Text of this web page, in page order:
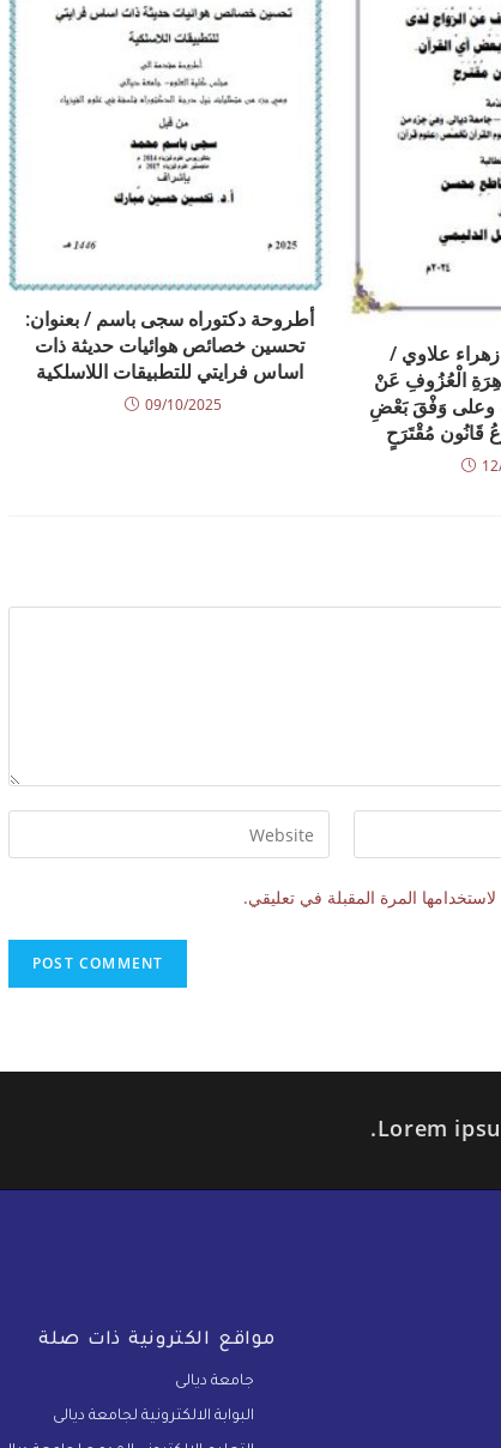
أطروحة دكتوراه سجى باسم / بعنوان:
تحسين خصائص هوائيات حديثة ذات
اساس فرايتي للتطبيقات اللاسلكية
09/10/2025
علاوي /
الْعُزُوفِ عَنْ
وعلى وَفْقَ بَعْضِ
قَانُون مُقْتَرَحٍ
المرة المقبلة في تعليقي.
Lorem
مواقع الكترونية ذات صلة
جامعة ديالى
البوابة الالكترونية لجامعة ديالى